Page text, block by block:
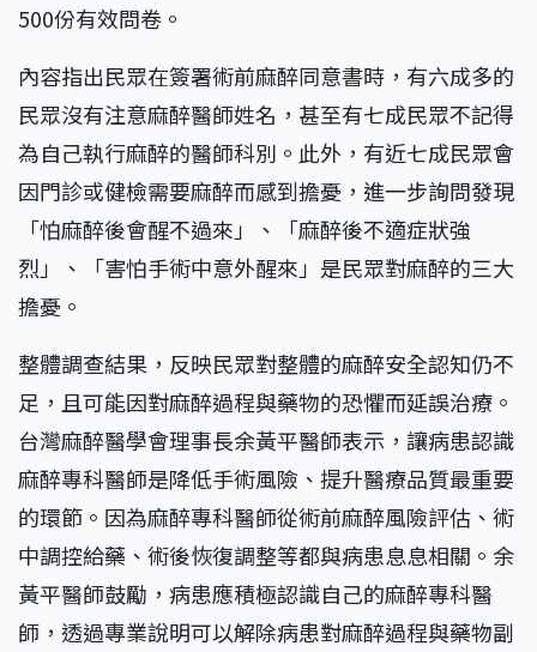
500份有效問卷。
內容指出民眾在簽署術前麻醉同意書時，有六成多的
民眾沒有注意麻醉醫師姓名，甚至有七成民眾不記得
為自己執行麻醉的醫師科別。此外，有近七成民眾會
因門診或健檢需要麻醉而感到擔憂，進一步詢問發現
「怕麻醉後會醒不過來」、「麻醉後不適症狀強
烈」、「害怕手術中意外醒來」是民眾對麻醉的三大
擔憂。
整體調查結果，反映民眾對整體的麻醉安全認知仍不
足，且可能因對麻醉過程與藥物的恐懼而延誤治療。
台灣麻醉醫學會理事長余黃平醫師表示，讓病患認識
麻醉專科醫師是降低手術風險、提升醫療品質最重要
的環節。因為麻醉專科醫師從術前麻醉風險評估、術
中調控給藥、術後恢復調整等都與病患息息相關。余
黃平醫師鼓勵，病患應積極認識自己的麻醉專科醫
師，透過專業說明可以解除病患對麻醉過程與藥物副